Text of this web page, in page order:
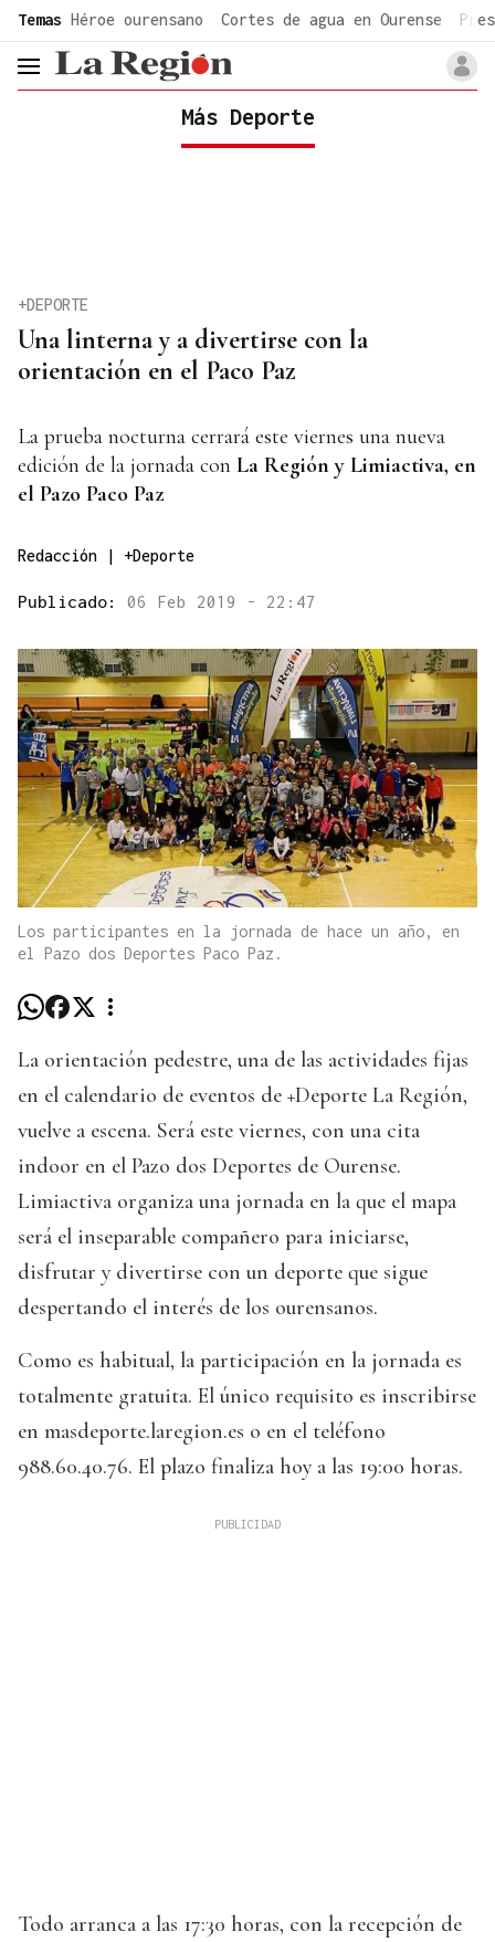
common.go-to-content
Temas Héroe ourensano Cortes de agua en Ourense
header.menu.open
Más Deporte
Una linterna y a divertirse con la
orientación en el Paco Paz
+DEPORTE
La prueba nocturna cerrará este viernes una nueva
edición de la jornada con La Región y Limiactiva, en
el Pazo Paco Paz
Redacción | +Deporte
Publicado: 06 Feb 2019 - 22:47
Los participantes en la jornada de hace un año, en
el Pazo dos Deportes Paco Paz.
La orientación pedestre, una de las actividades fijas
en el calendario de eventos de +Deporte La Región,
vuelve a escena. Será este viernes, con una cita
indoor en el Pazo dos Deportes de Ourense.
Limiactiva organiza una jornada en la que el mapa
será el inseparable compañero para iniciarse,
disfrutar y divertirse con un deporte que sigue
despertando el interés de los ourensanos.
Como es habitual, la participación en la jornada es
totalmente gratuita. El único requisito es inscribirse
en masdeporte.laregion.es o en el teléfono
988.60.40.76. El plazo finaliza hoy a las 19:00 horas.
Todo arranca a las 17:30 horas, con la recepción de